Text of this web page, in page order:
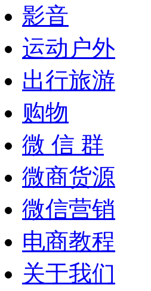
影音
运动户外
出行旅游
购物
微 信 群
微商货源
微信营销
电商教程
关于我们